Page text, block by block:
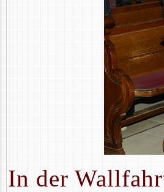
In der